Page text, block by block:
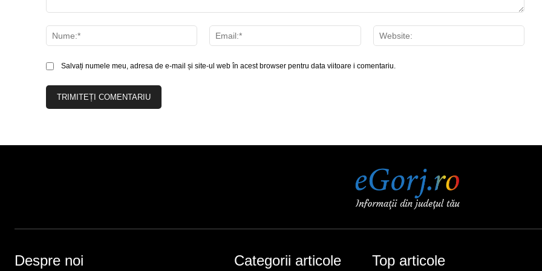
Nume:*
Email:*
Salvați numele meu, adresa de e-mail și site-ul web în acest browser pentru data viitoare i comentariu.
Despre noi Categorii articole Top articole